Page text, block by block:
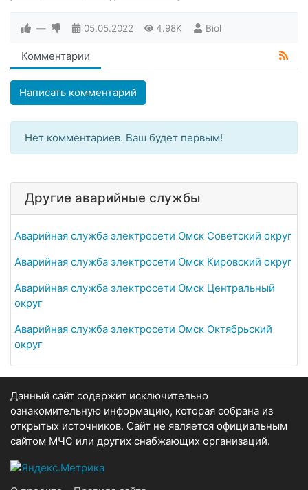
— 05.05.2022 4.98K Biol
Комментарии
Написать комментарий
Нет комментариев. Ваш будет первым!
Другие аварийные службы
Аварийная служба электросети Омск Советский округ
Аварийная служба электросети Омск Кировский округ
Аварийная служба электросети Омск Центральный
округ
Аварийная служба электросети Омск Октябрьский
округ
Данный сайт содержит исключительно
ознакомительную информацию, которая собрана из
открытых источников. Сайт не является официальным
сайтом МЧС или других снабжающих организаций.